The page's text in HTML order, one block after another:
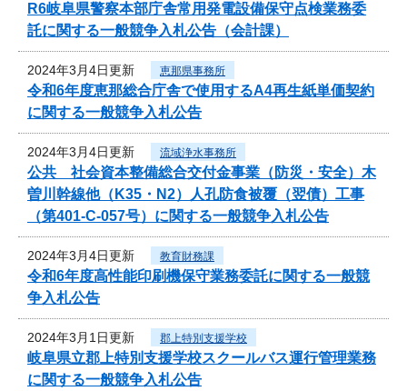
R6岐阜県警察本部庁舎常用発電設備保守点検業務委
託に関する一般競争入札公告（会計課）
2024年3月4日更新 恵那県事務所
令和6年度恵那総合庁舎で使用するA4再生紙単価契約
に関する一般競争入札公告
2024年3月4日更新 流域浄水事務所
公共 社会資本整備総合交付金事業（防災・安全）木
曽川幹線他（K35・N2）人孔防食被覆（翌債）工事
（第401-C-057号）に関する一般競争入札公告
2024年3月4日更新 教育財務課
令和6年度高性能印刷機保守業務委託に関する一般競
争入札公告
2024年3月1日更新 郡上特別支援学校
岐阜県立郡上特別支援学校スクールバス運行管理業務
に関する一般競争入札公告